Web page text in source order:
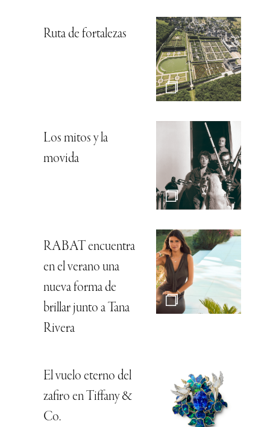
Ruta de fortalezas
Los mitos y la
movida
RABAT encuentra
en el verano una
nueva forma de
brillar junto a Tana
Rivera
El vuelo eterno del
zafiro en Tiffany &
Co.